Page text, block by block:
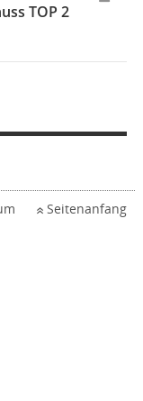
TOP 2
Seitenanfang